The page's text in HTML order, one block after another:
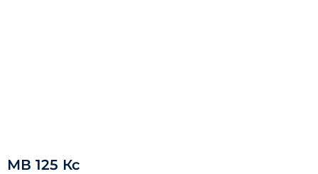
МВ 125 Кс